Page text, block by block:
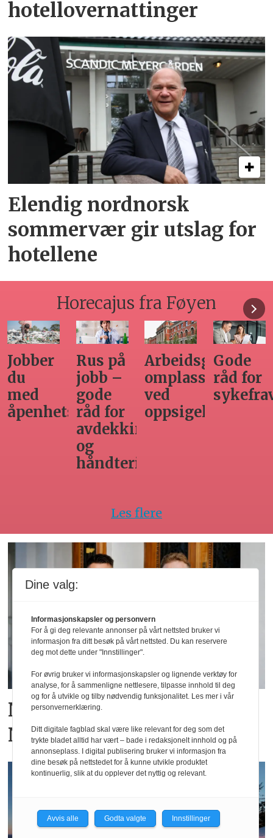
hotellovernattinger
Elendig nordnorsk
sommervær gir utslag for
hotellene
Horecajus fra Føyen
Arbeidsgivers
omplasseringsplikt
ved
oppsigelse
Gode
råd for
sykefraværsoppfølging
Seminar
om
varsling
Hvilken
adgang
har
Les flere
Ny hotellkjede lanseres i
Norge
Dine valg:
Informasjonskapsler og personvern
For å gi deg relevante annonser på vårt nettsted bruker vi
informasjon fra ditt besøk på vårt nettsted. Du kan reservere
deg mot dette under "Innstillinger".
For øvrig bruker vi informasjonskapsler og lignende verktøy for
analyse, for å sammenligne nettlesere, tilpasse innhold til deg
og for å utvikle og tilby nødvendig funksjonalitet. Les mer i vår
personvernerklæring.
Ditt digitale fagblad skal være like relevant for deg som det
trykte bladet alltid har vært – bade i redaksjonelt innhold og på
annonseplass. I digital publisering bruker vi informasjon fra
dine besøk på nettstedet for å kunne utvikle produktet
kontinuerlig, slik at du opplever det nyttig og relevant.
Avvis alle Godta valgte Innstillinger